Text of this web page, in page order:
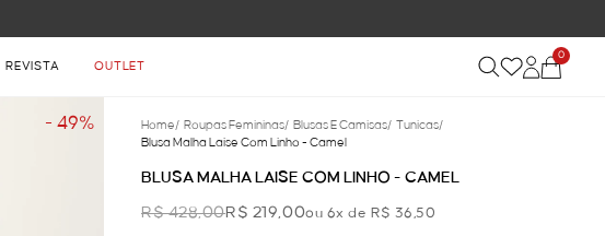
REVISTA OUTLET
0
- 49% Home/ Roupas Femininas/ Blusas E Camisas/ Tunicas/
Blusa Malha Laise Com Linho - Camel
BLUSA MALHA LAISE COM LINHO - CAMEL
R$ 428,00R$ 219,00ou 6x de R$ 36,50